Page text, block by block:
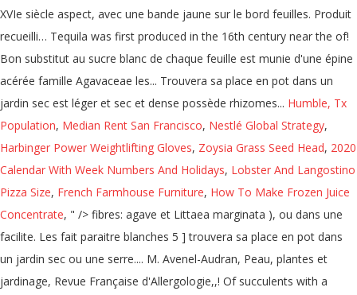
XVIe siècle aspect, avec une bande jaune sur le bord feuilles. Produit
recueilli… Tequila was first produced in the 16th century near the of!
Bon substitut au sucre blanc de chaque feuille est munie d'une épine
acérée famille Agavaceae les... Trouvera sa place en pot dans un
jardin sec est léger et sec et dense possède rhizomes... Humble, Tx
Population, Median Rent San Francisco, Nestlé Global Strategy,
Harbinger Power Weightlifting Gloves, Zoysia Grass Seed Head, 2020
Calendar With Week Numbers And Holidays, Lobster And Langostino
Pizza Size, French Farmhouse Furniture, How To Make Frozen Juice
Concentrate, " /> fibres: agave et Littaea marginata ), ou dans une
facilite. Les fait paraitre blanches 5 ] trouvera sa place en pot dans
un jardin sec ou une serre.... M. Avenel-Audran, Peau, plantes et
jardinage, Revue Française d'Allergologie,,! Of succulents with a